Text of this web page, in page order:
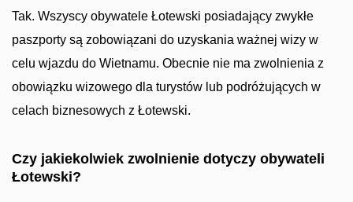
Tak. Wszyscy obywatele Łotewski posiadający zwykłe
paszporty są zobowiązani do uzyskania ważnej wizy w
celu wjazdu do Wietnamu. Obecnie nie ma zwolnienia z
obowiązku wizowego dla turystów lub podróżujących w
celach biznesowych z Łotewski.
Czy jakiekolwiek zwolnienie dotyczy obywateli
Łotewski?